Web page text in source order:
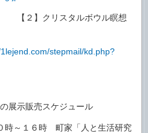
２】クリスタルボウル瞑想
stepmail/kd.php?
展示販売スケジュール
時～１６時 町家「人と生活研究